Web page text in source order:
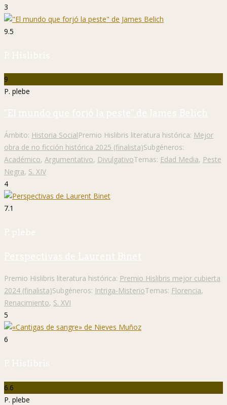
3
9.5
P. Hislibris
9
P. plebe
"El mundo que forjó la peste" de James Belich
Ámbito: Historia SocialPremio Hislibris literatura histórica: Mejor
obra de no ficción histórica 2025 (finalista)Subgéneros:
Académico, Argumentativo, DivulgativoTemas: Edad Media, Peste
Negra, S. XIV
4
7.1
P. plebe
Perspectivas de Laurent Binet
Premio Hislibris literatura histórica: Premio Hislibris mejor cubierta
2024 (finalista)Subgéneros: Intriga-MisterioTemas: Florencia,
Renacimiento, S. XVI
5
6
P. Hislibris
6.6
P. plebe